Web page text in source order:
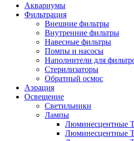
Аквариумы
Фильтрация
Внешние фильтры
Внутренние фильтры
Навесные фильтры
Помпы и насосы
Наполнители для
Стерилизаторы
Обратный осмос
Аэрация
Освещение
Светильники
Лампы
Люминесцентные
Люминесцентные